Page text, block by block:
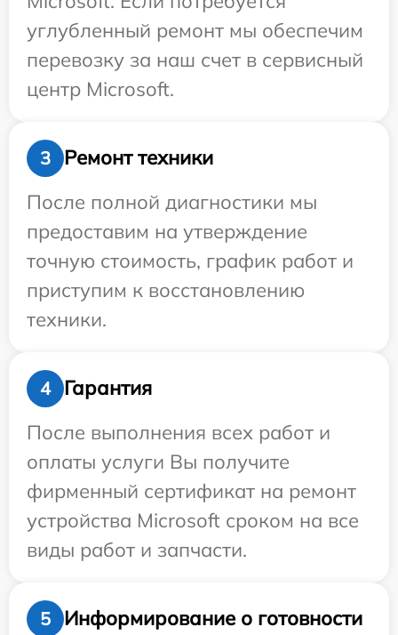
углубленный ремонт мы обеспечим
перевозку за наш счет в сервисный
центр Microsoft.
3
Ремонт техники
После полной диагностики мы
предоставим на утверждение
точную стоимость, график работ и
приступим к восстановлению
техники.
4
Гарантия
После выполнения всех работ и
оплаты услуги Вы получите
фирменный сертификат на ремонт
устройства Microsoft сроком на все
виды работ и запчасти.
5
Информирование о готовности